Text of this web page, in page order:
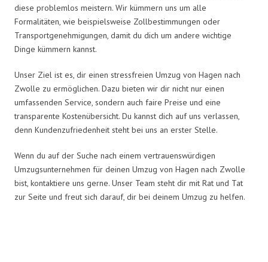
diese problemlos meistern. Wir kümmern uns um alle
Formalitäten, wie beispielsweise Zollbestimmungen oder
Transportgenehmigungen, damit du dich um andere wichtige
Dinge kümmern kannst.
Unser Ziel ist es, dir einen stressfreien Umzug von Hagen nach
Zwolle zu ermöglichen. Dazu bieten wir dir nicht nur einen
umfassenden Service, sondern auch faire Preise und eine
transparente Kostenübersicht. Du kannst dich auf uns verlassen,
denn Kundenzufriedenheit steht bei uns an erster Stelle.
Wenn du auf der Suche nach einem vertrauenswürdigen
Umzugsunternehmen für deinen Umzug von Hagen nach Zwolle
bist, kontaktiere uns gerne. Unser Team steht dir mit Rat und Tat
zur Seite und freut sich darauf, dir bei deinem Umzug zu helfen.